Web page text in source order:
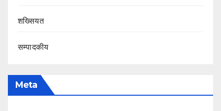
शख्सियत
सम्पादकीय
Meta